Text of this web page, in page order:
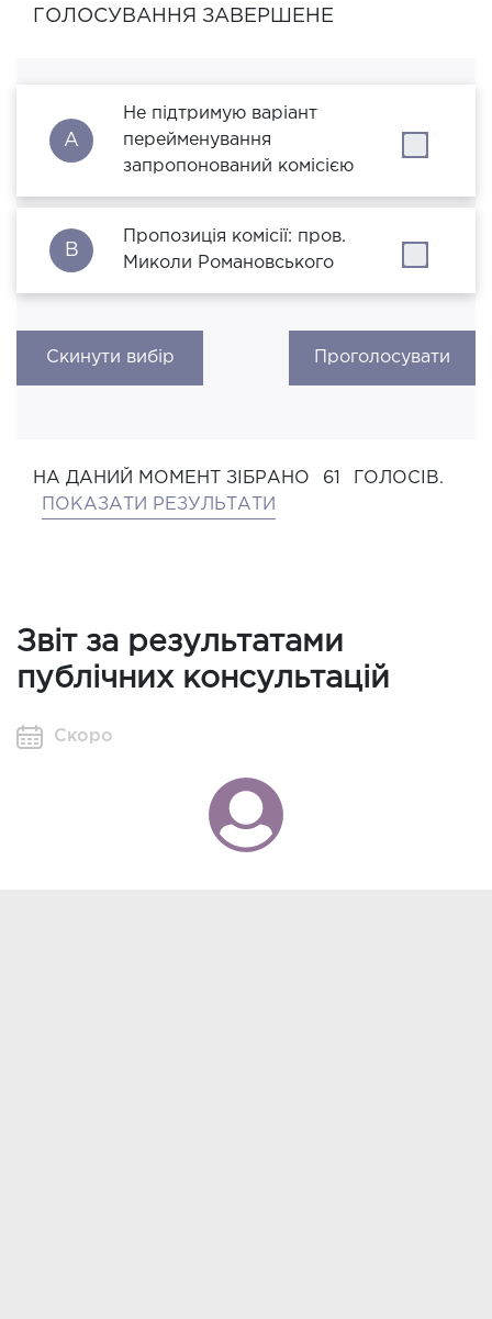
ГОЛОСУВАННЯ ЗАВЕРШЕНЕ
A
Не підтримую варіант
перейменування
запропонований комісією
B
Пропозиція комісії: пров.
Миколи Романовського
Скинути вибір Проголосувати
НА ДАНИЙ МОМЕНТ ЗІБРАНО 61
ГОЛОСІВ.
ПОКАЗАТИ РЕЗУЛЬТАТИ
Звіт за результатами
публічних консультацій
Скоро